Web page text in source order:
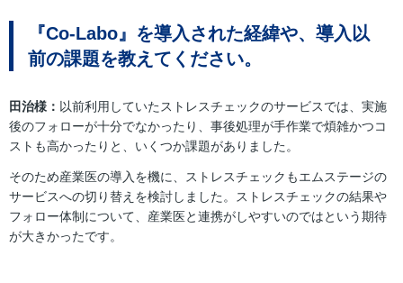
『Co-Labo』を導入された経緯や、導入以
前の課題を教えてください。
田治様： 以前利用していたストレスチェックのサービスでは、実施
後のフォローが十分でなかったり、事後処理が手作業で煩雑かつコ
ストも高かったりと、いくつか課題がありました。
そのため産業医の導入を機に、ストレスチェックもエムステージの
サービスへの切り替えを検討しました。ストレスチェックの結果や
フォロー体制について、産業医と連携がしやすいのではという期待
が大きかったです。